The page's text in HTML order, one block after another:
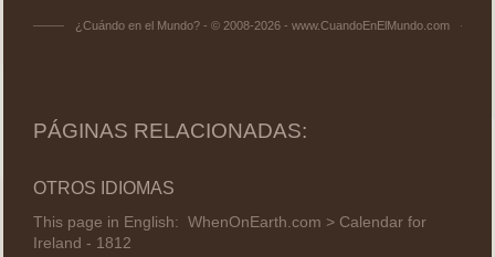
¿Cuándo en el Mundo? - © 2008-2026 - www.CuandoEnElMundo.com
PÁGINAS RELACIONADAS:
OTROS IDIOMAS
This page in English: WhenOnEarth.com > Calendar for
Ireland - 1812